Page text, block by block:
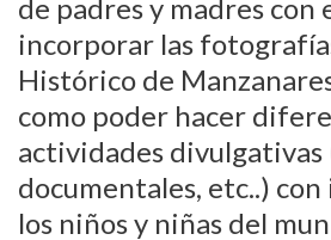
de padres y madres con
incorporar las
Histórico de
como poder hacer
actividades divulgativas
documentales, etc..) con
los niños y niñas del